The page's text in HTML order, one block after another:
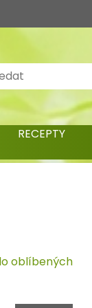
RECEPTY
oblíbených